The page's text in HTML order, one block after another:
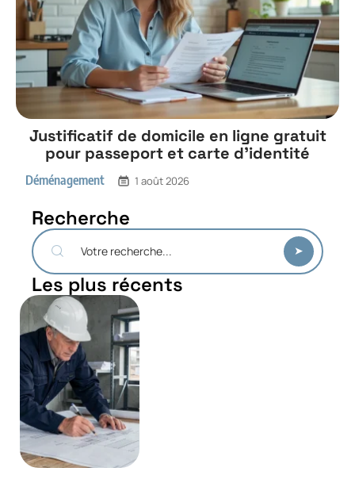
Justificatif de domicile en ligne gratuit
pour passeport et carte d’identité
Déménagement 1 août 2026
Recherche
Les plus récents